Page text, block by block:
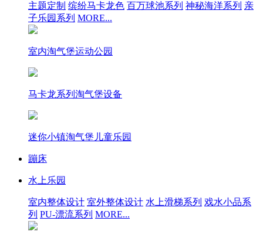
主题定制 缤纷马卡龙色 百万球池系列 神秘海洋系列 亲
子乐园系列 MORE...
室内淘气堡运动公园
马卡龙系列淘气堡设备
迷你小镇淘气堡儿童乐园
蹦床
水上乐园
室内整体设计 室外整体设计 水上滑梯系列 戏水小品系
列 PU-漂流系列 MORE...